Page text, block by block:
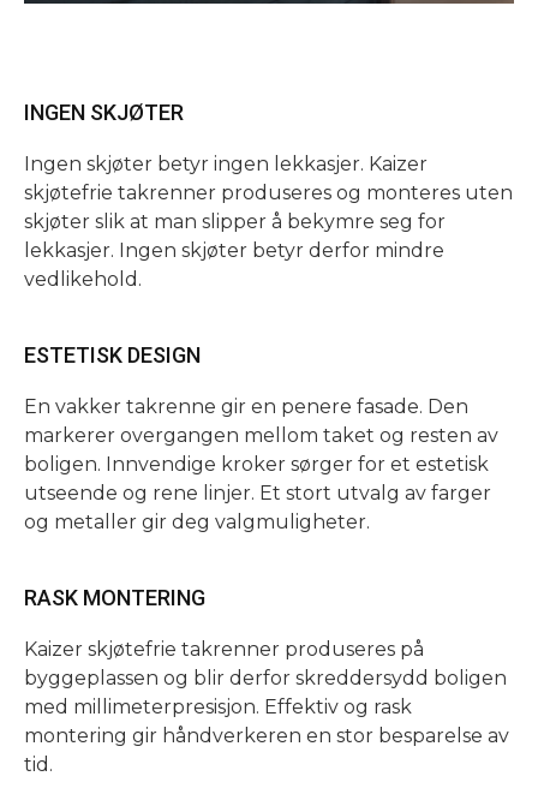
INGEN SKJØTER
Ingen skjøter betyr ingen lekkasjer. Kaizer
skjøtefrie takrenner produseres og monteres uten
skjøter slik at man slipper å bekymre seg for
lekkasjer. Ingen skjøter betyr derfor mindre
vedlikehold.
ESTETISK DESIGN
En vakker takrenne gir en penere fasade. Den
markerer overgangen mellom taket og resten av
boligen. Innvendige kroker sørger for et estetisk
utseende og rene linjer. Et stort utvalg av farger
og metaller gir deg valgmuligheter.
RASK MONTERING
Kaizer skjøtefrie takrenner produseres på
byggeplassen og blir derfor skreddersydd boligen
med millimeterpresisjon. Effektiv og rask
montering gir håndverkeren en stor besparelse av
tid.